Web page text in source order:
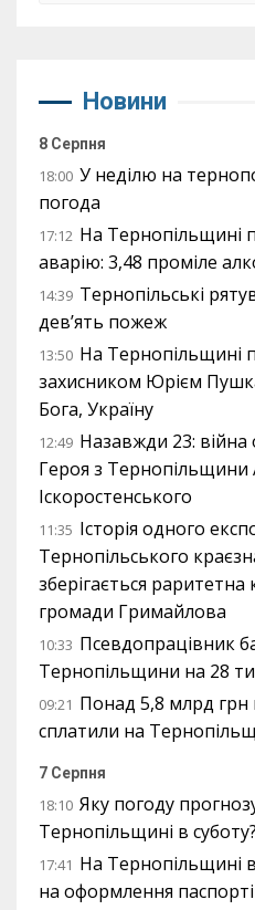
Новини
8 Серпня
18:00 У неділю на
погода
17:12 На Тернопільщині
аварію: 3,48 проміле
14:39 Тернопільські
дев’ять пожеж
13:50 На Тернопільщині
захисником Юрієм
Бога, Україну
12:49 Назавжди 23:
Героя з Тернопільщини
Іскоростенського
11:35 Історія одного
Тернопільського
зберігається
громади Гримайлова
10:33 Псевдопрацівник
Тернопільщини на 28
09:21 Понад 5,8 млрд грн
сплатили на
7 Серпня
18:10 Яку погоду
Тернопільщині в суботу?
17:41 На Тернопільщині
на оформлення